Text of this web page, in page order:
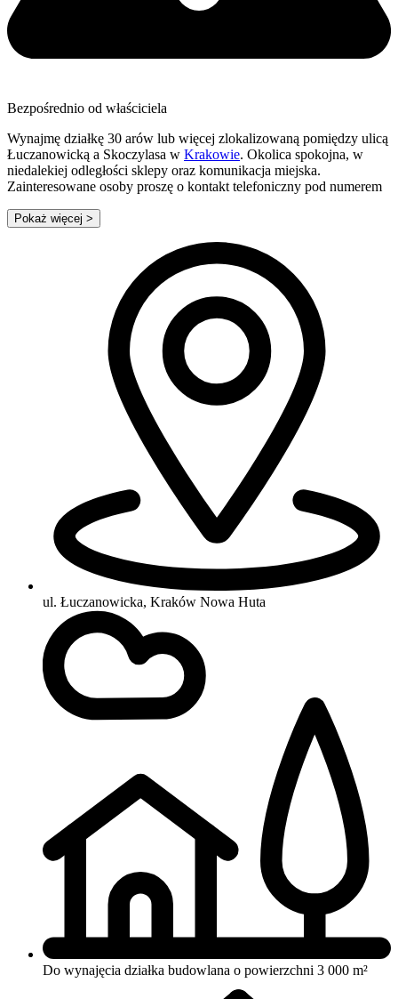
Bezpośrednio od właściciela
Wynajmę działkę 30 arów lub więcej zlokalizowaną pomiędzy ulicą
Łuczanowicką a Skoczylasa w Krakowie. Okolica spokojna, w
niedalekiej odległości sklepy oraz komunikacja miejska.
Zainteresowane osoby proszę o kontakt telefoniczny pod numerem
Pokaż więcej >
ul. Łuczanowicka, Kraków Nowa Huta
Do wynajęcia działka budowlana o powierzchni 3 000 m²